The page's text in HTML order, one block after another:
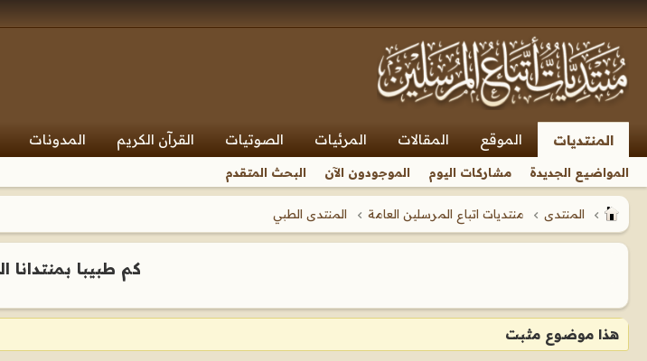
المنتديات الموقع المقالات المرئيات الصوتيات القرآن الكريم المدونات
المواضيع الجديدة مشاركات اليوم الموجودون الآن البحث المتقدم
المنتدى منتديات اتباع المرسلين العامة المنتدى الطبي
كم طبيبا بمنتدانا
هذا موضوع مثبت